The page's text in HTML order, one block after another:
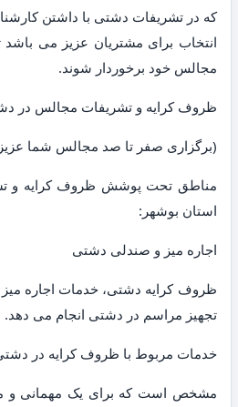
که در تشریفات دشتی با داشتن
انتخاب برای مشتریان عزیز می باشد
مجالس خود برخوردار شوند.
ظروف کرایه و تشریفات مجالس در
(برگزاری صفر تا صد مجالس شما
مناطق تحت پوشش ظروف کرایه و
استان بوشهر:
اجاره میز و صندلی دشتی
ظروف کرایه دشتی، خدمات اجاره
تجهیز مراسم در دشتی انجام می دهد.
خدمات مربوط با ظروف کرایه در
مشخص است که برای یک مهمانی و